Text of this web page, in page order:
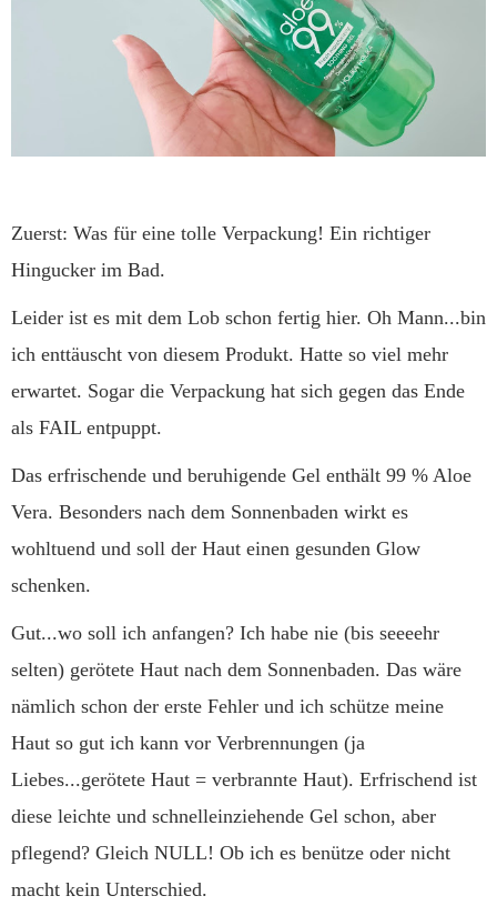
Zuerst: Was für eine tolle Verpackung! Ein richtiger
Hingucker im Bad.
Leider ist es mit dem Lob schon fertig hier. Oh Mann...bin
ich enttäuscht von diesem Produkt. Hatte so viel mehr
erwartet. Sogar die Verpackung hat sich gegen das Ende
als FAIL entpuppt.
Das erfrischende und beruhigende Gel enthält 99 % Aloe
Vera. Besonders nach dem Sonnenbaden wirkt es
wohltuend und soll der Haut einen gesunden Glow
schenken.
Gut...wo soll ich anfangen? Ich habe nie (bis seeeehr
selten) gerötete Haut nach dem Sonnenbaden. Das wäre
nämlich schon der erste Fehler und ich schütze meine
Haut so gut ich kann vor Verbrennungen (ja
Liebes...gerötete Haut = verbrannte Haut). Erfrischend ist
diese leichte und schnelleinziehende Gel schon, aber
pflegend? Gleich NULL! Ob ich es benütze oder nicht
macht kein Unterschied.